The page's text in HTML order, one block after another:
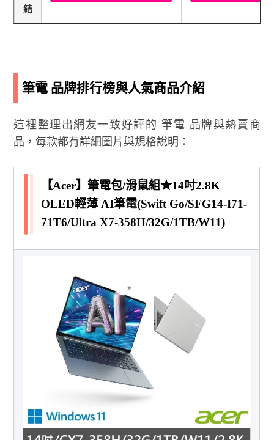
結
筆電 品牌排行榜與人氣商品介紹
這裡整理出網友一致好評的 筆電 品牌與熱賣商
品，每款都有詳細圖片與規格說明：
【Acer】筆電包/滑鼠組★14吋2.8K
OLED輕薄 AI筆電(Swift Go/SFG14-I71-
71T6/Ultra X7-358H/32G/1TB/W11)